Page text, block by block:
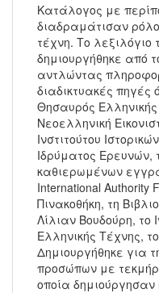
Κατάλογος με
διαδραμάτισαν ρόλο
τέχνη. Το
δημιουργήθηκε από
αντλώντας
διαδικτυακές
Θησαυρός Ελληνικής
Νεοελληνική
Ινστιτούτου
Ιδρύματος Ερευνών,
καθιερωμένων
International Authority
Πινακοθήκη, τη
Λίλιαν Βουδούρη, το
Ελληνικής Τέχνης,
Δημιουργήθηκε για
προσώπων με
οποία